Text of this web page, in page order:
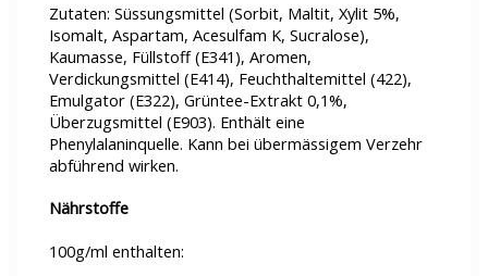
Zutaten: Süssungsmittel (Sorbit, Maltit, Xylit 5%,
Isomalt, Aspartam, Acesulfam K, Sucralose),
Kaumasse, Füllstoff (E341), Aromen,
Verdickungsmittel (E414), Feuchthaltemittel (422),
Emulgator (E322), Grüntee-Extrakt 0,1%,
Überzugsmittel (E903). Enthält eine
Phenylalaninquelle. Kann bei übermässigem Verzehr
abführend wirken.
Nährstoffe
100g/ml enthalten: